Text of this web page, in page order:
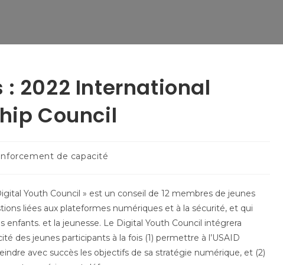
2022 International
Council
de capacité
Youth Council » est un conseil de 12 membres de jeunes
liées aux plateformes numériques et à la sécurité, et qui
et la jeunesse. Le Digital Youth Council intégrera
des jeunes participants à la fois (1) permettre à l’USAID
avec succès les objectifs de sa stratégie numérique, et (2)